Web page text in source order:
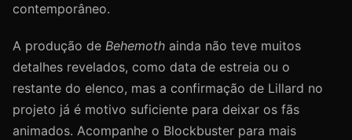
contemporâneo.
A produção de Behemoth ainda não teve muitos
detalhes revelados, como data de estreia ou o
restante do elenco, mas a confirmação de Lillard no
projeto já é motivo suficiente para deixar os fãs
animados. Acompanhe o Blockbuster para mais